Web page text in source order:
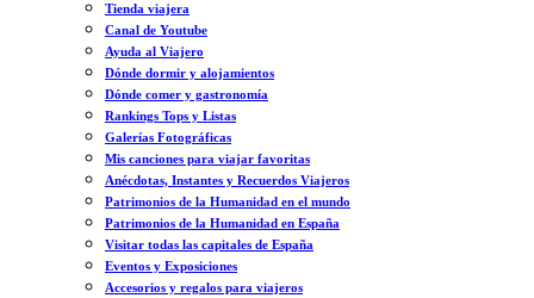
Tienda viajera
Canal de Youtube
Ayuda al Viajero
Dónde dormir y alojamientos
Dónde comer y gastronomía
Rankings Tops y Listas
Galerías Fotográficas
Mis canciones para viajar favoritas
Anécdotas, Instantes y Recuerdos Viajeros
Patrimonios de la Humanidad en el mundo
Patrimonios de la Humanidad en España
Visitar todas las capitales de España
Eventos y Exposiciones
Accesorios y regalos para viajeros